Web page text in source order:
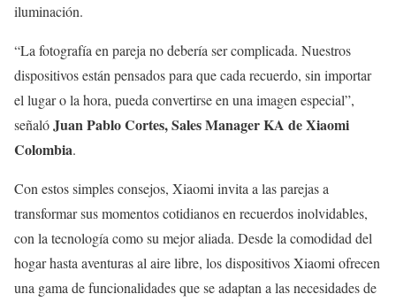
iluminación.
“La fotografía en pareja no debería ser complicada. Nuestros
dispositivos están pensados para que cada recuerdo, sin importar
el lugar o la hora, pueda convertirse en una imagen especial”,
señalóJuan Pablo Cortes, Sales Manager KA de Xiaomi
Colombia.
Con estos simples consejos, Xiaomi invita a las parejas a
transformar sus momentos cotidianos en recuerdos inolvidables,
con la tecnología como su mejor aliada. Desde la comodidad del
hogar hasta aventuras al aire libre, los dispositivos Xiaomi ofrecen
una gama de funcionalidades que se adaptan a las necesidades de